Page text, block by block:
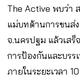
The Active พบว่า
แม่บทด้านการขนส่
จ.นครปฐม แล้วเสร็
การป้องกันและบร
ภายในระยะเวลา